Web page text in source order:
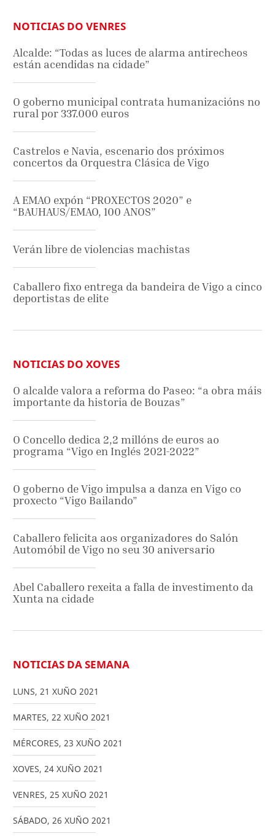
NOTICIAS DO VENRES
Alcalde: “Todas as luces de alarma antirecheos
están acendidas na cidade”
O goberno municipal contrata humanizacións no
rural por 337.000 euros
Castrelos e Navia, escenario dos próximos
concertos da Orquestra Clásica de Vigo
A EMAO expón “PROXECTOS 2020” e
“BAUHAUS/EMAO, 100 ANOS”
Verán libre de violencias machistas
Caballero fixo entrega da bandeira de Vigo a cinco
deportistas de elite
NOTICIAS DO XOVES
O alcalde valora a reforma do Paseo: “a obra máis
importante da historia de Bouzas”
O Concello dedica 2,2 millóns de euros ao
programa “Vigo en Inglés 2021-2022”
O goberno de Vigo impulsa a danza en Vigo co
proxecto “Vigo Bailando”
Caballero felicita aos organizadores do Salón
Automóbil de Vigo no seu 30 aniversario
Abel Caballero rexeita a falla de investimento da
Xunta na cidade
NOTICIAS DA SEMANA
LUNS, 21 XUÑO 2021
MARTES, 22 XUÑO 2021
MÉRCORES, 23 XUÑO 2021
XOVES, 24 XUÑO 2021
VENRES, 25 XUÑO 2021
SÁBADO, 26 XUÑO 2021